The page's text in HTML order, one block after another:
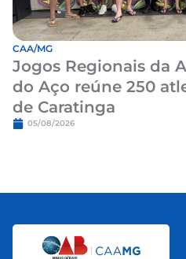
CAA/MG
Jogos Regionais da
do Aço reúne 250
de Caratinga
05/08/2026